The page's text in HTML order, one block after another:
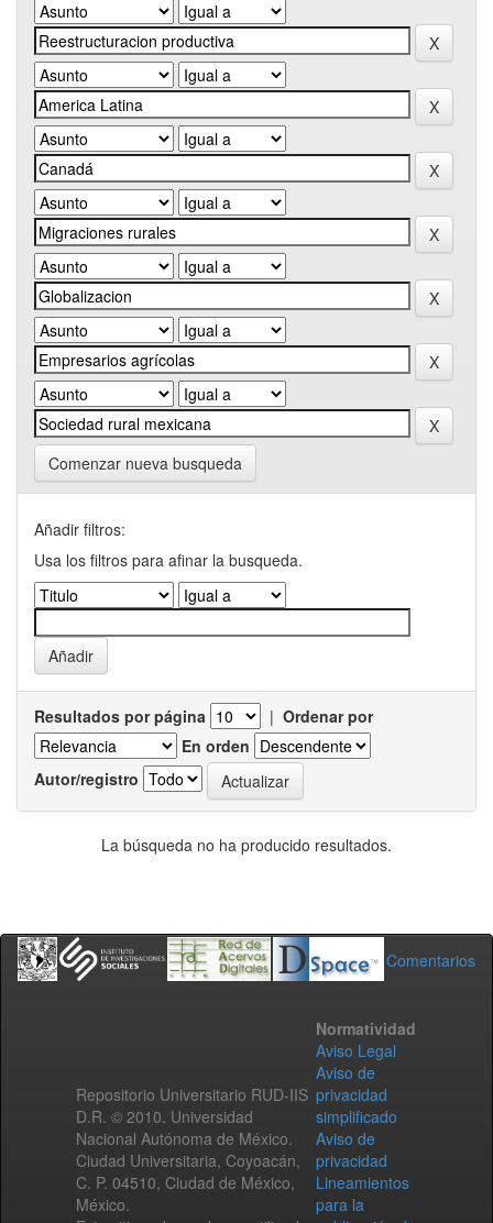
Comenzar nueva busqueda
Añadir filtros:
Usa los filtros para afinar la busqueda.
Resultados por página | Ordenar por
En orden
Autor/registro
La búsqueda no ha producido resultados.
Comentarios
Repositorio Universitario RUD-IIS
D.R. © 2010. Universidad
Nacional Autónoma de México.
Ciudad Universitaria, Coyoacán,
C. P. 04510, Ciudad de México,
México.
Normatividad
Aviso Legal
Aviso de
privacidad
simplificado
Aviso de
privacidad
Lineamientos
para la